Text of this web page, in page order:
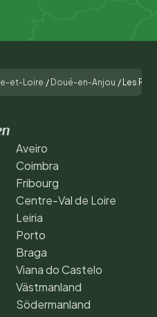
et-Loire / Doué-en-Anjou / Les
Aveiro
Coimbra
Fribourg
Centre-Val de Loire
Leiria
Porto
Braga
Viana do Castelo
Västmanland
Södermanland